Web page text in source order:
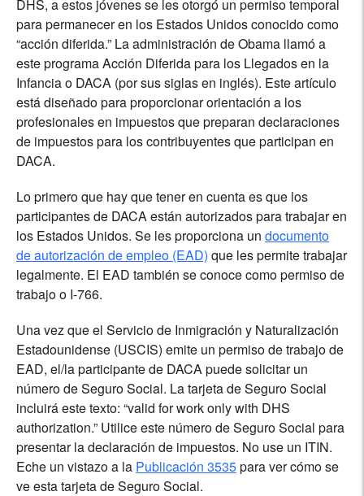
DHS, a estos jóvenes se les otorgó un permiso temporal
para permanecer en los Estados Unidos conocido como
“acción diferida.” La administración de Obama llamó a
este programa Acción Diferida para los Llegados en la
Infancia o DACA (por sus siglas en inglés). Este artículo
está diseñado para proporcionar orientación a los
profesionales en impuestos que preparan declaraciones
de impuestos para los contribuyentes que participan en
DACA.
Lo primero que hay que tener en cuenta es que los
participantes de DACA están autorizados para trabajar en
los Estados Unidos. Se les proporciona un documento
de autorización de empleo (EAD) que les permite trabajar
legalmente. El EAD también se conoce como permiso de
trabajo o I-766.
Una vez que el Servicio de Inmigración y Naturalización
Estadounidense (USCIS) emite un permiso de trabajo de
EAD, el/la participante de DACA puede solicitar un
número de Seguro Social. La tarjeta de Seguro Social
incluirá este texto: “valid for work only with DHS
authorization.” Utilice este número de Seguro Social para
presentar la declaración de impuestos. No use un ITIN.
Eche un vistazo a la Publicación 3535para ver cómo se
ve esta tarjeta de Seguro Social.